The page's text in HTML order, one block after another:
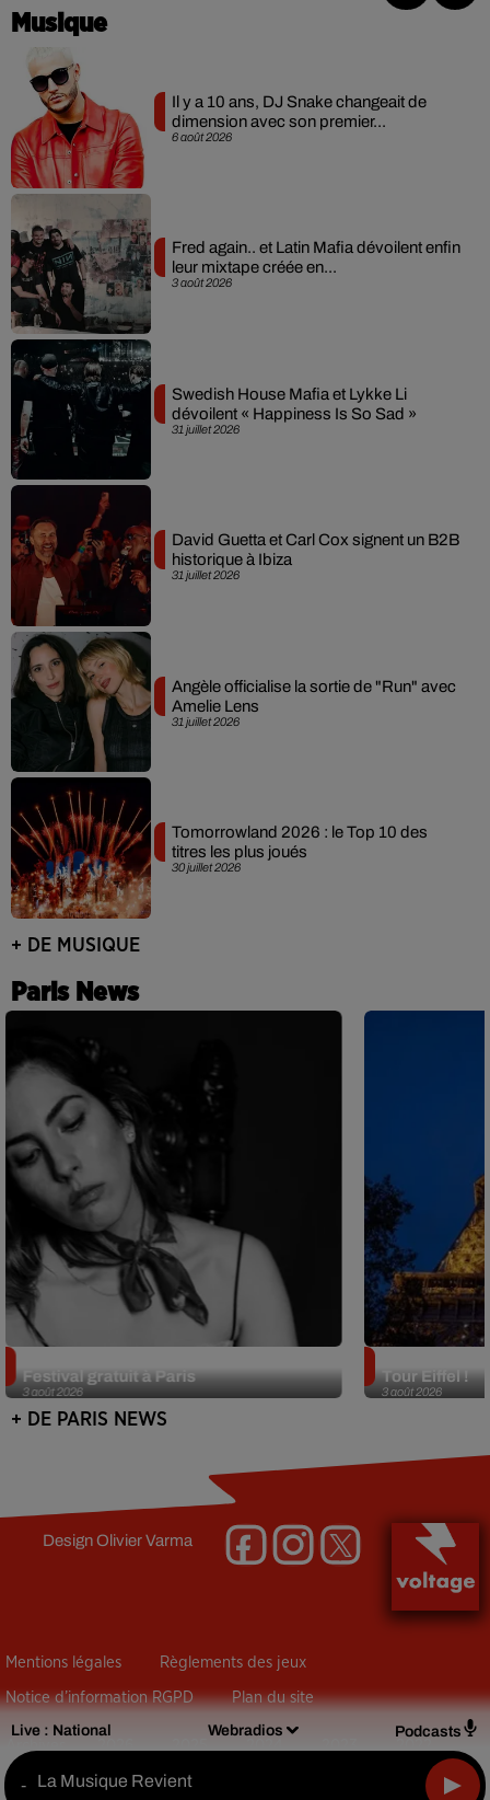
Live : National Webradios Podcasts
- La Musique Revient
Musique
6 août 2026
Il y a 10 ans, DJ Snake changeait de
dimension avec son premier...
3 août 2026
Fred again.. et Latin Mafia dévoilent enfin
leur mixtape créée en...
31 juillet 2026
Swedish House Mafia et Lykke Li
dévoilent « Happiness Is So Sad »
31 juillet 2026
David Guetta et Carl Cox signent un B2B
historique à Ibiza
31 juillet 2026
Angèle officialise la sortie de "Run" avec
Amelie Lens
30 juillet 2026
Tomorrowland 2026 : le Top 10 des
titres les plus joués
+ DE MUSIQUE
Paris News
3 août 2026
Festival gratuit à Paris
3 août 2026
Tour Eiffel !
+ DE PARIS NEWS
DesignOlivier Varma
Mentions légales Règlements des jeux
Notice d’information RGPD Plan du site